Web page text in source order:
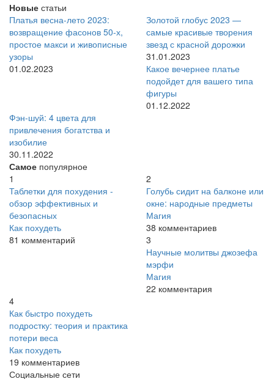
Новые статьи
Платья весна-лето 2023:
возвращение фасонов 50-х,
простое макси и живописные
узоры
01.02.2023
Золотой глобус 2023 —
самые красивые творения
звезд с красной дорожки
31.01.2023
Какое вечернее платье
подойдет для вашего типа
фигуры
01.12.2022
Фэн-шуй: 4 цвета для
привлечения богатства и
изобилие
30.11.2022
Самое популярное
1
Таблетки для похудения -
обзор эффективных и
безопасных
Как похудеть
81 комментарий
2
Голубь сидит на балконе или
окне: народные предметы
Магия
38 комментариев
3
Научные молитвы джозефа
мэрфи
Магия
22 комментария
4
Как быстро похудеть
подростку: теория и практика
потери веса
Как похудеть
19 комментариев
Социальные сети